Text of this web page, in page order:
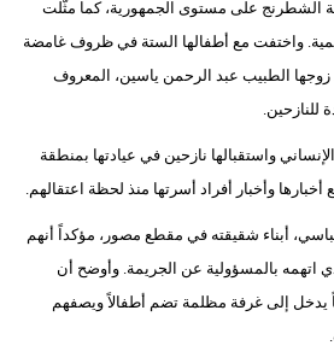
الشطرنج على مستوى الجمهورية، كما مثّلت
واختفت مع أطفالها الستة في ظروف غامضة
زوجها الطبيب عبد الرحمن ياسين، المعروف
للنازحين.
واستقبالها نازحين في عيادتها بمنطقة
وأخبار أفراد أسرتها منذ لحظة اعتقالهم.
أبناء شقيقته في مقطع مصور، مؤكداً أنهم
اتهمه بالمسؤولية عن الجريمة. وأوضح أن
إلى غرفة مظلمة تضم أطفالاً ويصفهم